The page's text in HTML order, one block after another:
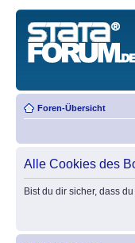
Foren-Übersicht
Alle Cookies des
Bist du dir sicher, dass